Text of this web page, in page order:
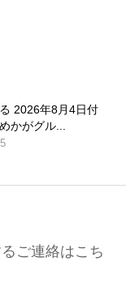
2026年8月4日付
かがグル...
ご連絡はこち